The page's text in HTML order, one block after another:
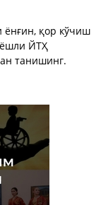
ёнғин, қор кўчиш
ЙТҲ
танишинг.